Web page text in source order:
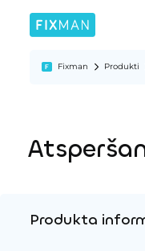
Fixman Produkti
Produkta